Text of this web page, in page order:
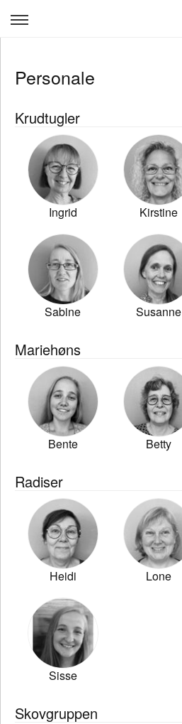
Opskrivning
Børn & Læring
Personale
Ledige stillinger
Kontakt
Log ind
Personale
Krudtugler
Ingrid Kirstine
Sabine Susanne
Mariehøns
Bente Betty
Radiser
Heidi Lone
Sisse
Skovgruppen